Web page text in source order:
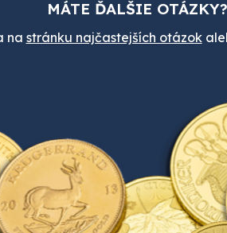
MÁTE ĎALŠIE OTÁZKY?
na stránku najčastejších otázok